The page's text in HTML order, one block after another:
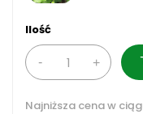
Ilość
Najniższa cena w